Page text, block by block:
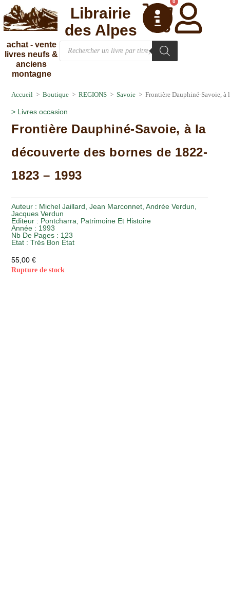
achat - vente
livres neufs &
anciens
montagne
0
Librairie
des Alpes
Accueil > Boutique > REGIONS > Savoie > Frontière Dauphiné-Savoie, à
> Livres occasion
Frontière Dauphiné-Savoie, à la
découverte des bornes de 1822-
1823 – 1993
Auteur : Michel Jaillard, Jean Marconnet, Andrée Verdun,
Jacques Verdun
Editeur : Pontcharra, Patrimoine Et Histoire
Année : 1993
Nb De Pages : 123
Etat :Très Bon État
55,00€
Rupture de stock